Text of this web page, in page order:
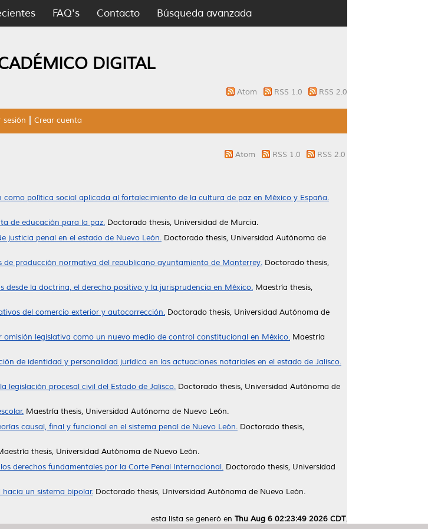
FAQ's Contacto Búsqueda avanzada
DIGITAL
Atom RSS 1.0 RSS 2.0
sesión Crear cuenta
Atom RSS 1.0 RSS 2.0
como política social aplicada al fortalecimiento de la cultura de paz en México y España.
de educación para la paz. Doctorado thesis, Universidad de Murcia.
justicia penal en el estado de Nuevo León. Doctorado thesis, Universidad Autónoma de
de producción normativa del republicano ayuntamiento de Monterrey. Doctorado thesis,
desde la doctrina, el derecho positivo y la jurisprudencia en México. Maestría thesis,
del comercio exterior y autocorrección. Doctorado thesis, Universidad Autónoma de
legislativa como un nuevo medio de control constitucional en México. Maestría
de identidad y personalidad jurídica en las actuaciones notariales en el estado de Jalisco.
legislación procesal civil del Estado de Jalisco. Doctorado thesis, Universidad Autónoma de
Maestría thesis, Universidad Autónoma de Nuevo León.
causal, final y funcional en el sistema penal de Nuevo León. Doctorado thesis,
thesis, Universidad Autónoma de Nuevo León.
derechos fundamentales por la Corte Penal Internacional. Doctorado thesis, Universidad
un sistema bipolar. Doctorado thesis, Universidad Autónoma de Nuevo León.
esta lista se generó en Thu Aug 6 02:23:49 2026 CDT.